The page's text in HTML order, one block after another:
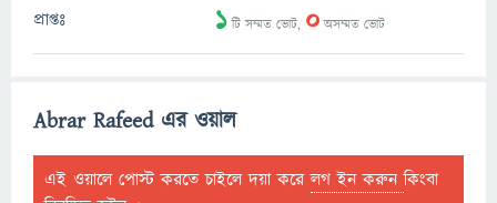
প্রাপ্তঃ 1টি সম্মত ভোট, 0অসম্মত ভোট
Abrar Rafeed এর ওয়াল
এই ওয়ালে পোস্ট করতে চাইলে দয়া করেলগ ইন করুনকিংবা